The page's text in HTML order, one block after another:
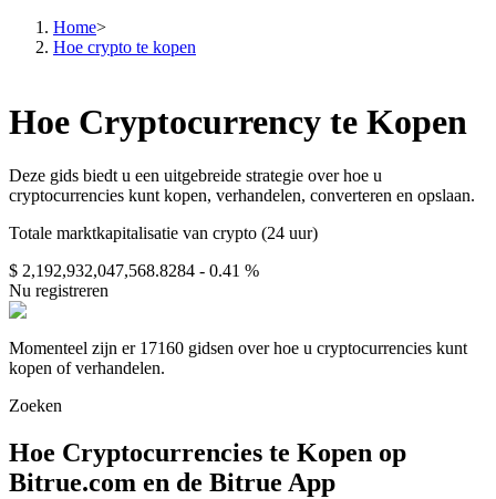
Termijncontracten
Futures met USDT als onderpand
Home>
Hoe crypto te kopen
Hoe Cryptocurrency te Kopen
Deze gids biedt u een uitgebreide strategie over hoe u
cryptocurrencies kunt kopen, verhandelen, converteren en opslaan.
Totale marktkapitalisatie van crypto (24 uur)
$ 2,192,932,047,568.8284 - 0.41 %
Nu registreren
Momenteel zijn er 17160 gidsen over hoe u cryptocurrencies kunt
kopen of verhandelen.
Zoeken
Hoe Cryptocurrencies te Kopen op
Bitrue.com en de Bitrue App